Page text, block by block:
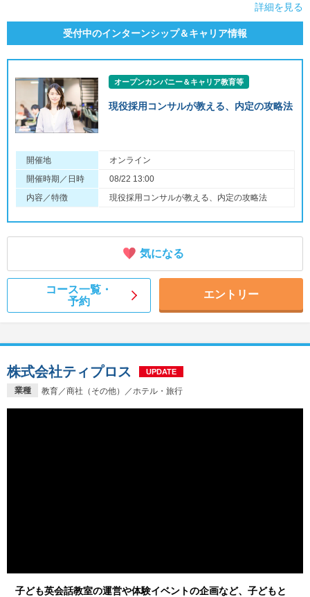
詳細を見る
受付中のインターンシップ＆キャリア情報
オープンカンパニー＆キャリア教育等
現役採用コンサルが教える、内定の攻略法
開催地
オンライン
開催時期／日時
08/22 13:00
内容／特徴
現役採用コンサルが教える、内定の攻略法
気になる
コース一覧・
予約
エントリー
業種 教育／商社（その他）／ホテル・旅行
株式会社ティプロス UPDATE
子ども英会話教室の運営や体験イベントの企画など、子どもと